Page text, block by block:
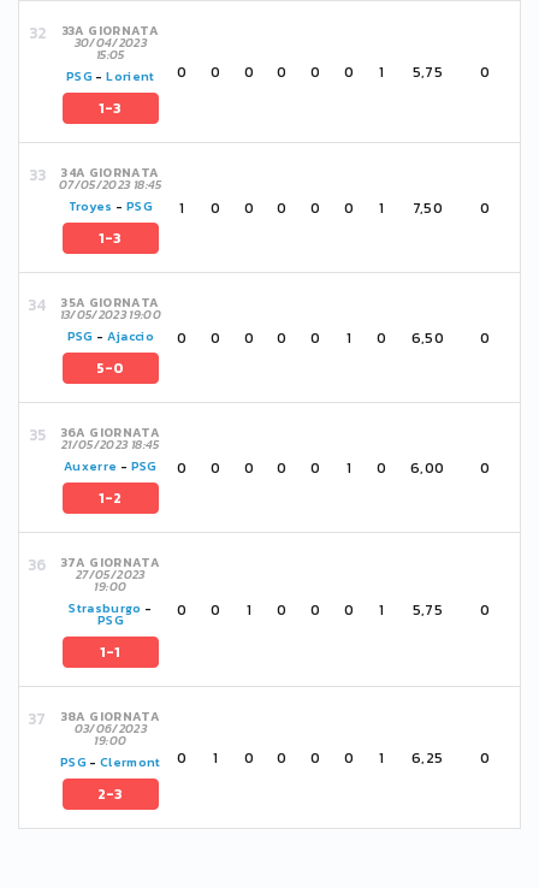
33A GIORNATA
30/04/2023
15:05
PSG -Lorient
1-3
0 0 0 0 0 0 1 5,75 0
34A GIORNATA
07/05/2023 18:45
Troyes - PSG
1-3
1 0 0 0 0 0 1 7,50 0
35A GIORNATA
13/05/2023 19:00
PSG - Ajaccio
5-0
0 0 0 0 0 1 0 6,50 0
36A GIORNATA
21/05/2023 18:45
Auxerre - PSG
1-2
0 0 0 0 0 1 0 6,00 0
37A GIORNATA
27/05/2023
19:00
Strasburgo -
PSG
1-1
0 0 1 0 0 0 1 5,75 0
38A GIORNATA
03/06/2023
19:00
PSG- Clermont
2-3
0 1 0 0 0 0 1 6,25 0